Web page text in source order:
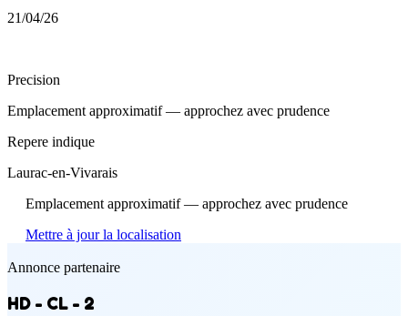
21/04/26
Precision
Emplacement approximatif — approchez avec prudence
Repere indique
Laurac-en-Vivarais
Emplacement approximatif — approchez avec prudence
Mettre à jour la localisation
Annonce partenaire
HD - CL - 2